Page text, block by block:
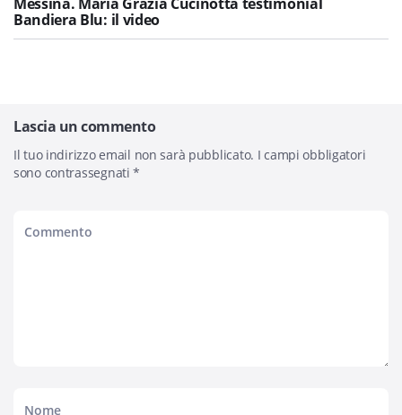
Bandiera Blu: il video
Lascia un commento
Il tuo indirizzo email non sarà pubblicato. I campi obbligatori
sono contrassegnati*